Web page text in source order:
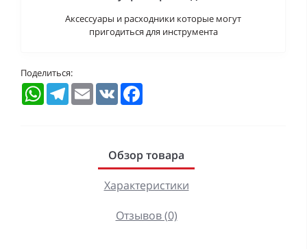
Аксессуары и расходники которые могут
пригодиться для инструмента
Поделиться:
WhatsAppTelegramEmail VK
Обзор товара
Характеристики
Отзывов (0)